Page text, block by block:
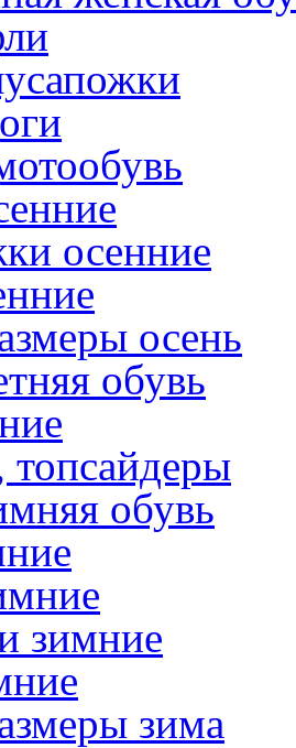
осенние
осень
обувь
обувь
зимние
зима